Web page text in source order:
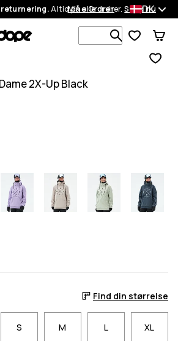
returnering.Altid på alle ordrer.Shop nu
Mine Ordrer DK
Søg i 1
2X-Up Black
5
Find din størrelse
S M L XL